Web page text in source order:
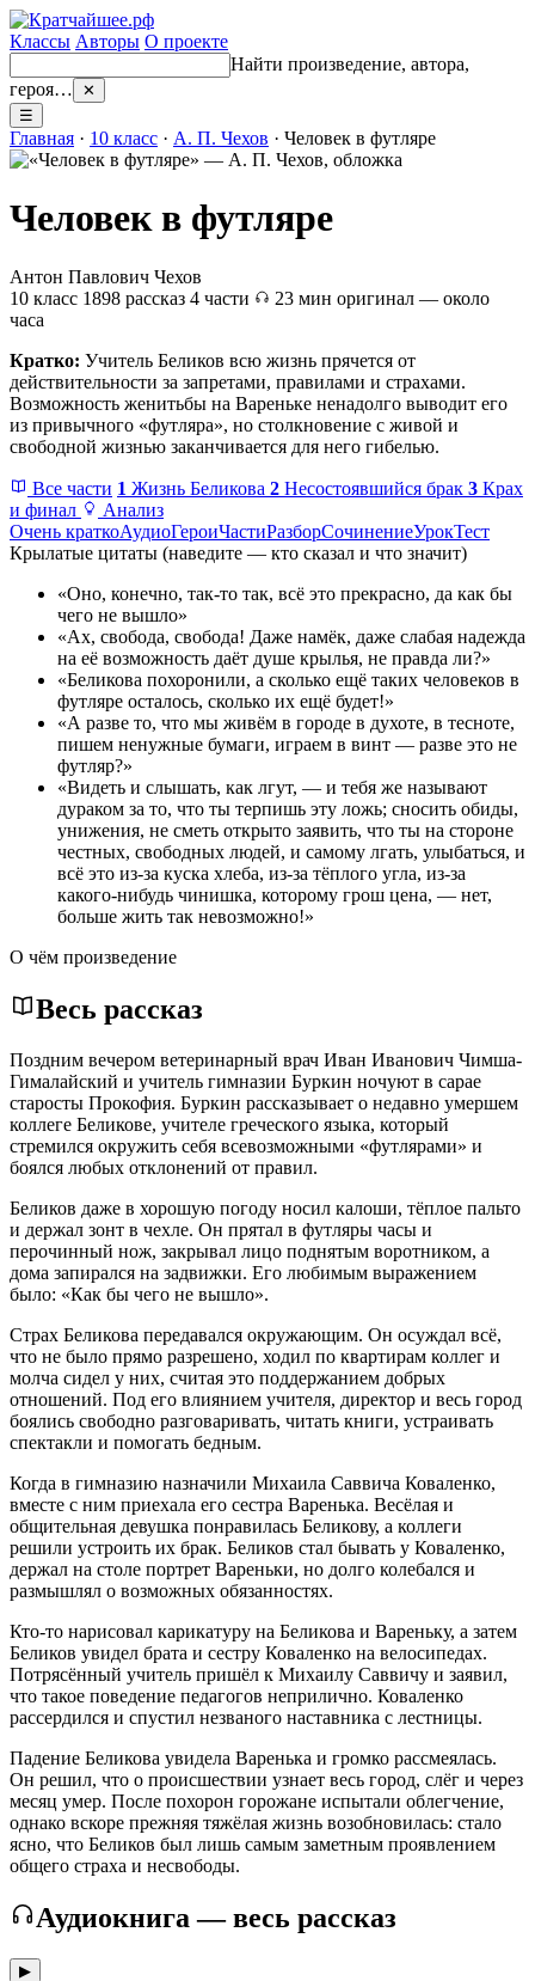
Классы Авторы О проекте
Найти произведение, автора,
героя…
✕
☰
Главная · 10 класс · А. П. Чехов · Человек в футляре
Человек в футляре
Антон Павлович Чехов
10 класс 1898 рассказ 4 части 23 мин оригинал — около
часа
Кратко: Учитель Беликов всю жизнь прячется от
действительности за запретами, правилами и страхами.
Возможность женитьбы на Вареньке ненадолго выводит его
из привычного «футляра», но столкновение с живой и
свободной жизнью заканчивается для него гибелью.
Все части 1 Жизнь Беликова 2 Несостоявшийся брак 3 Крах
и финал
Анализ
Очень краткоАудиоГероиЧастиРазборСочинениеУрокТест
Крылатые цитаты (наведите — кто сказал и что значит)
«Оно, конечно, так-то так, всё это прекрасно, да как бы
чего не вышло»
«Ах, свобода, свобода! Даже намёк, даже слабая надежда
на её возможность даёт душе крылья, не правда ли?»
«Беликова похоронили, а сколько ещё таких человеков в
футляре осталось, сколько их ещё будет!»
«А разве то, что мы живём в городе в духоте, в тесноте,
пишем ненужные бумаги, играем в винт — разве это не
футляр?»
«Видеть и слышать, как лгут, — и тебя же называют
дураком за то, что ты терпишь эту ложь; сносить обиды,
унижения, не сметь открыто заявить, что ты на стороне
честных, свободных людей, и самому лгать, улыбаться, и
всё это из-за куска хлеба, из-за тёплого угла, из-за
какого-нибудь чинишка, которому грош цена, — нет,
больше жить так невозможно!»
О чём произведение
Весь рассказ
Поздним вечером ветеринарный врач Иван Иванович Чимша-
Гималайский и учитель гимназии Буркин ночуют в сарае
старосты Прокофия. Буркин рассказывает о недавно умершем
коллеге Беликове, учителе греческого языка, который
стремился окружить себя всевозможными «футлярами» и
боялся любых отклонений от правил.
Беликов даже в хорошую погоду носил калоши, тёплое пальто
и держал зонт в чехле. Он прятал в футляры часы и
перочинный нож, закрывал лицо поднятым воротником, а
дома запирался на задвижки. Его любимым выражением
было: «Как бы чего не вышло».
Страх Беликова передавался окружающим. Он осуждал всё,
что не было прямо разрешено, ходил по квартирам коллег и
молча сидел у них, считая это поддержанием добрых
отношений. Под его влиянием учителя, директор и весь город
боялись свободно разговаривать, читать книги, устраивать
спектакли и помогать бедным.
Когда в гимназию назначили Михаила Саввича Коваленко,
вместе с ним приехала его сестра Варенька. Весёлая и
общительная девушка понравилась Беликову, а коллеги
решили устроить их брак. Беликов стал бывать у Коваленко,
держал на столе портрет Вареньки, но долго колебался и
размышлял о возможных обязанностях.
Кто-то нарисовал карикатуру на Беликова и Вареньку, а затем
Беликов увидел брата и сестру Коваленко на велосипедах.
Потрясённый учитель пришёл к Михаилу Саввичу и заявил,
что такое поведение педагогов неприлично. Коваленко
рассердился и спустил незваного наставника с лестницы.
Падение Беликова увидела Варенька и громко рассмеялась.
Он решил, что о происшествии узнает весь город, слёг и через
месяц умер. После похорон горожане испытали облегчение,
однако вскоре прежняя тяжёлая жизнь возобновилась: стало
ясно, что Беликов был лишь самым заметным проявлением
общего страха и несвободы.
Аудиокнига — весь рассказ
▶